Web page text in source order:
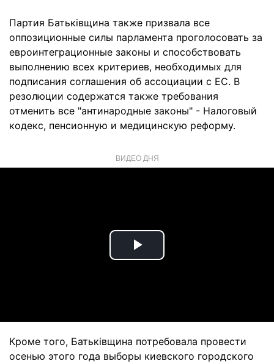
Партия Батьківщина также призвала все
оппозиционные силы парламента проголосовать за
евроинтеграционные законы и способствовать
выполнению всех критериев, необходимых для
подписания соглашения об ассоциации с ЕС. В
резолюции содержатся также требования
отменить все "антинародные законы" - Налоговый
кодекс, пенсионную и медицинскую реформу.
ВИДЕО ДНЯ
Play
Кроме того, Батьківщина потребовала провести
осенью этого года выборы киевского городского